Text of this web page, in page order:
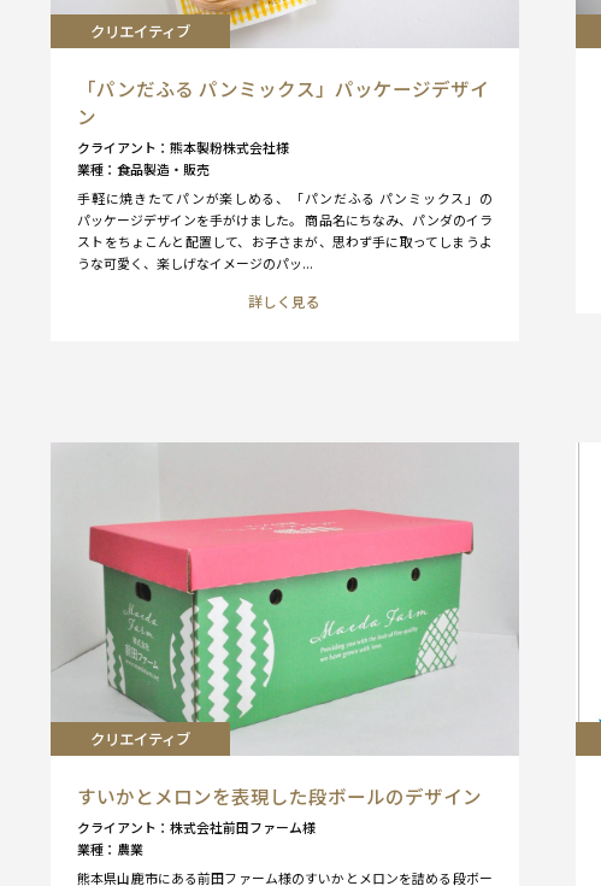
クリエイティブ
「パンだふる パンミックス」パッケージデザイ
ン
クライアント
熊本製粉株式会社様
業種
食品製造・販売
手軽に焼きたてパンが楽しめる、「パンだふる パンミックス」の
パッケージデザインを手がけました。 商品名にちなみ、パンダのイラ
ストをちょこんと配置して、お子さまが、思わず手に取ってしまうよ
うな可愛く、楽しげなイメージのパッ...
詳しく見る
クリエイティブ
すいかとメロンを表現した段ボールのデザイン
クライアント
株式会社前田ファーム様
業種
農業
熊本県山鹿市にある前田ファーム様のすいかとメロンを詰める段ボー